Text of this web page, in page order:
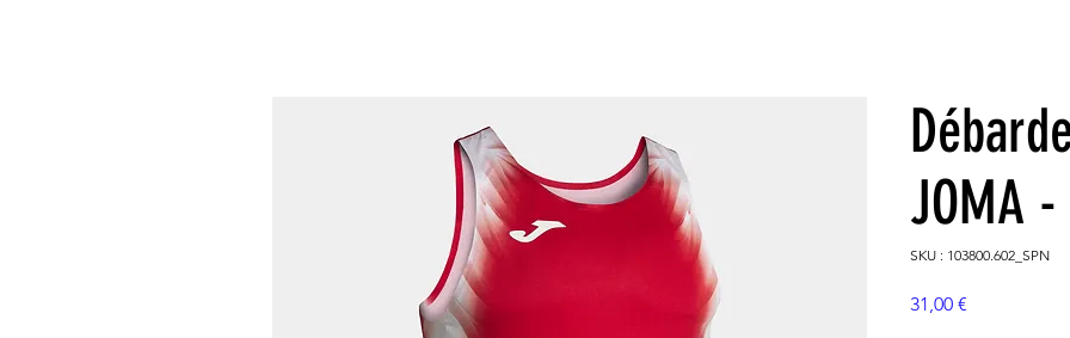
JOMA
SKU : 103800.602_SPN
31,00 €